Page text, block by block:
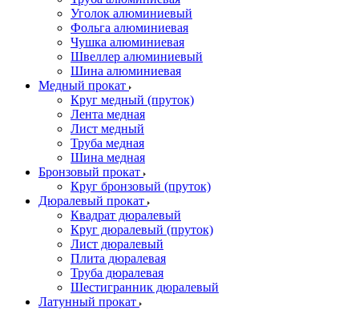
Уголок алюминиевый
Фольга алюминиевая
Чушка алюминиевая
Швеллер алюминиевый
Шина алюминиевая
Медный прокат
Круг медный (пруток)
Лента медная
Лист медный
Труба медная
Шина медная
Бронзовый прокат
Круг бронзовый (пруток)
Дюралевый прокат
Квадрат дюралевый
Круг дюралевый (пруток)
Лист дюралевый
Плита дюралевая
Труба дюралевая
Шестигранник дюралевый
Латунный прокат